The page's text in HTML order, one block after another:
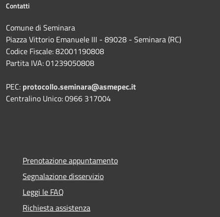
Contatti
Comune di Seminara
Piazza Vittorio Emanuele III - 89028 - Seminara (RC)
Codice Fiscale: 82001190808
Partita IVA: 01239050808
PEC: protocollo.seminara@asmepec.it
Centralino Unico: 0966 317004
Prenotazione appuntamento
Segnalazione disservizio
Leggi le FAQ
Richiesta assistenza